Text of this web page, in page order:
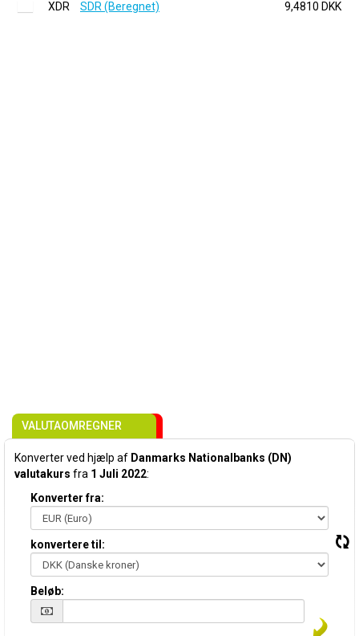
XDR
SDR (Beregnet) 9,4810 DKK
VALUTAOMREGNER
Konverter ved hjælp af Danmarks Nationalbanks (DN)
valutakurs fra 1 Juli 2022:
Konverter fra:
konvertere til:
Beløb: